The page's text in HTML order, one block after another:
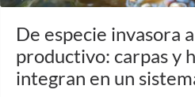
De especie invasora
productivo: carpas y
integran en un